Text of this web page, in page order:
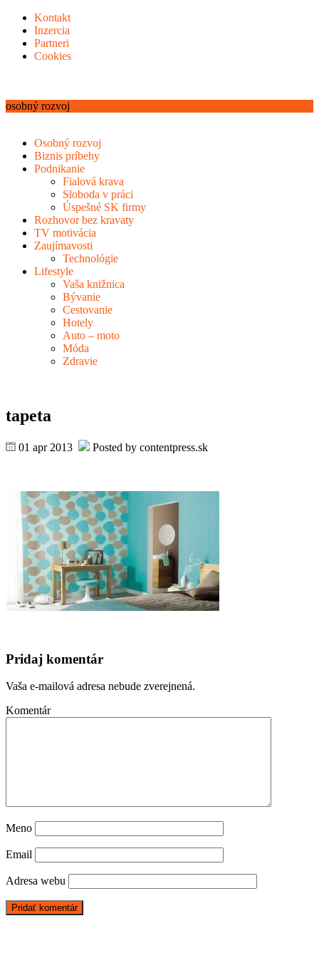
Kontakt
Inzercia
Partneri
Cookies
osobný rozvoj
Osobný rozvoj
Biznis príbehy
Podnikanie
Fialová krava
Sloboda v práci
Úspešné SK firmy
Rozhovor bez kravaty
TV motivácia
Zaujímavosti
Technológie
Lifestyle
Vaša knižnica
Bývanie
Cestovanie
Hotely
Auto – moto
Móda
Zdravie
tapeta
01 apr 2013 Posted by contentpress.sk
Pridaj komentár
Vaša e-mailová adresa nebude zverejnená.
Komentár
Meno
Email
Adresa webu